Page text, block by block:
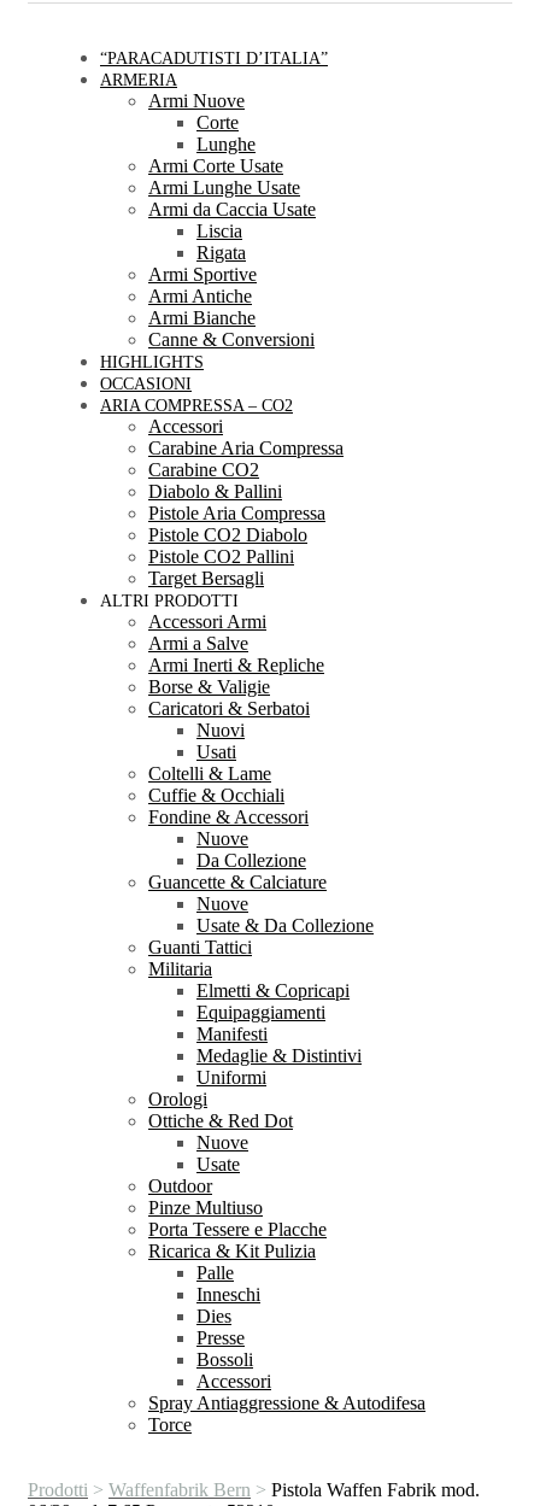
“PARACADUTISTI D’ITALIA”
ARMERIA
Armi Nuove
Corte
Lunghe
Armi Corte Usate
Armi Lunghe Usate
Armi da Caccia Usate
Liscia
Rigata
Armi Sportive
Armi Antiche
Armi Bianche
Canne & Conversioni
HIGHLIGHTS
OCCASIONI
ARIA COMPRESSA – CO2
Accessori
Carabine Aria Compressa
Carabine CO2
Diabolo & Pallini
Pistole Aria Compressa
Pistole CO2 Diabolo
Pistole CO2 Pallini
Target Bersagli
ALTRI PRODOTTI
Accessori Armi
Armi a Salve
Armi Inerti & Repliche
Borse & Valigie
Caricatori & Serbatoi
Nuovi
Usati
Coltelli & Lame
Cuffie & Occhiali
Fondine & Accessori
Nuove
Da Collezione
Guancette & Calciature
Nuove
Usate & Da Collezione
Guanti Tattici
Militaria
Elmetti & Copricapi
Equipaggiamenti
Manifesti
Medaglie & Distintivi
Uniformi
Orologi
Ottiche & Red Dot
Nuove
Usate
Outdoor
Pinze Multiuso
Porta Tessere e Placche
Ricarica & Kit Pulizia
Palle
Inneschi
Dies
Presse
Bossoli
Accessori
Spray Antiaggressione & Autodifesa
Torce
Prodotti > Waffenfabrik Bern > Pistola Waffen Fabrik mod.